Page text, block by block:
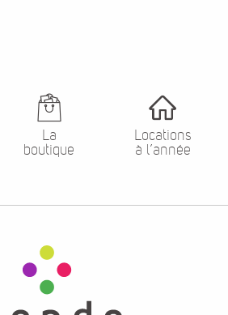
La
boutique
Locations
à l’année